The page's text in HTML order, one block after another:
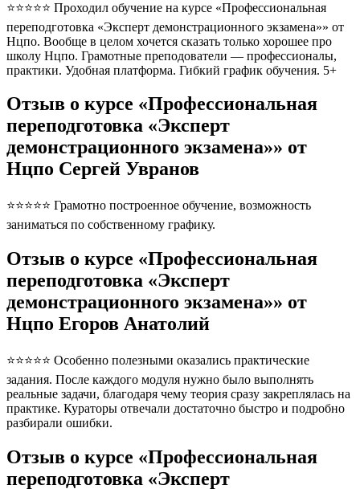
⭐⭐⭐⭐⭐ Проходил обучение на курсе «Профессиональная
переподготовка «Эксперт демонстрационного экзамена»» от
Нцпо. Вообще в целом хочется сказать только хорошее про
школу Нцпо. Грамотные преподователи — профессионалы,
практики. Удобная платформа. Гибкий график обучения. 5+
Отзыв о курсе «Профессиональная
переподготовка «Эксперт
демонстрационного экзамена»» от
Нцпо Сергей Увранов
⭐⭐⭐⭐⭐ Грамотно построенное обучение, возможность
заниматься по собственному графику.
Отзыв о курсе «Профессиональная
переподготовка «Эксперт
демонстрационного экзамена»» от
Нцпо Егоров Анатолий
⭐⭐⭐⭐⭐ Особенно полезными оказались практические
задания. После каждого модуля нужно было выполнять
реальные задачи, благодаря чему теория сразу закреплялась на
практике. Кураторы отвечали достаточно быстро и подробно
разбирали ошибки.
Отзыв о курсе «Профессиональная
переподготовка «Эксперт